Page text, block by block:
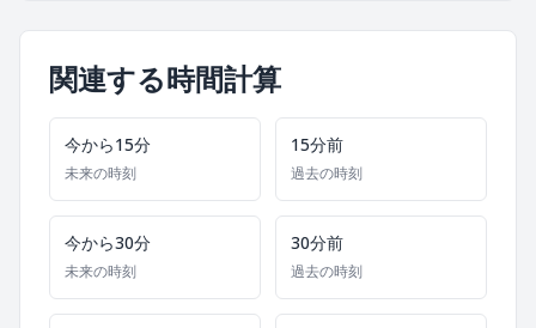
関連する時間計算
今から15分
未来の時刻
15分前
過去の時刻
今から30分
未来の時刻
30分前
過去の時刻